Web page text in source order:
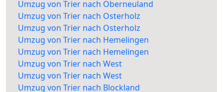
Umzug von Trier nach Oberneuland
Umzug von Trier nach Osterholz
Umzug von Trier nach Osterholz
Umzug von Trier nach Hemelingen
Umzug von Trier nach Hemelingen
Umzug von Trier nach West
Umzug von Trier nach West
Umzug von Trier nach Blockland